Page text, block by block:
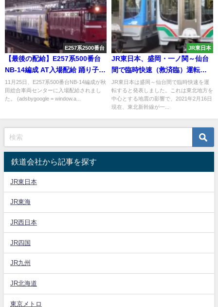
E257系2500番台
【最後の配給】E257系500番台
NB-14編成 AT入場配給 踊り子付
属編成としては4編成目
11月25日、E257系500番台NB-14編成が秋
田総合車両センターに入場配給されまし
た。 (adsbygoogle = window.a...
JR東日本
JR東日本、盛岡・一ノ関～仙台
間で臨時快速（救済臨）運転
実質新幹線リレー号に
JR東日本は盛岡～仙台間で臨時快速を運
転すると発表しました。これは東北地方を
中心とする地震の影響で、2021年2月16日
現在、東北新幹線が一...
鉄道会社から記事を探す
JR東日本
JR東海
JR西日本
JR四国
JR九州
JR北海道
東京メトロ